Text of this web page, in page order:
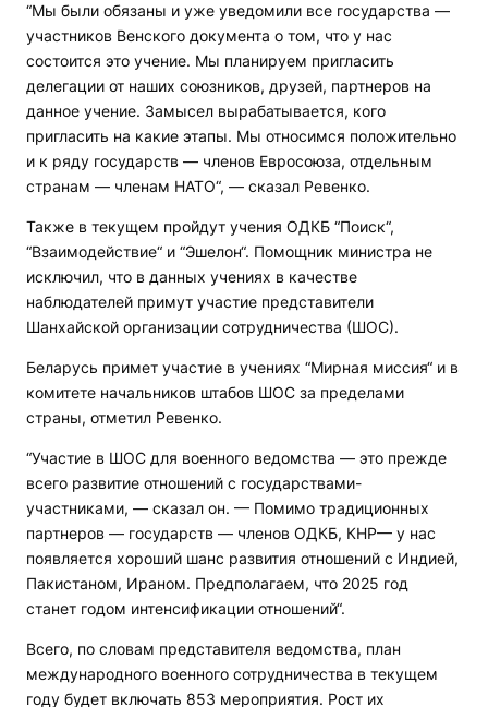
“Мы были обязаны и уже уведомили все государства —
участников Венского документа о том, что у нас
состоится это учение. Мы планируем пригласить
делегации от наших союзников, друзей, партнеров на
данное учение. Замысел вырабатывается, кого
пригласить на какие этапы. Мы относимся положительно
и к ряду государств — членов Евросоюза, отдельным
странам — членам НАТО“, — сказал Ревенко.
Также в текущем пройдут учения ОДКБ “Поиск“,
“Взаимодействие“ и “Эшелон“. Помощник министра не
исключил, что в данных учениях в качестве
наблюдателей примут участие представители
Шанхайской организации сотрудничества (ШОС).
Беларусь примет участие в учениях “Мирная миссия“ и в
комитете начальников штабов ШОС за пределами
страны, отметил Ревенко.
“Участие в ШОС для военного ведомства — это прежде
всего развитие отношений с государствами-
участниками, — сказал он. — Помимо традиционных
партнеров — государств — членов ОДКБ, КНР— у нас
появляется хороший шанс развития отношений с Индией,
Пакистаном, Ираном. Предполагаем, что 2025 год
станет годом интенсификации отношений“.
Всего, по словам представителя ведомства, план
международного военного сотрудничества в текущем
году будет включать 853 мероприятия. Рост их